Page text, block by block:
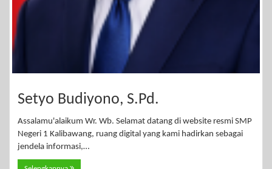
Setyo Budiyono, S.Pd.
Assalamu'alaikum Wr. Wb. Selamat datang di website resmi SMP
Negeri 1 Kalibawang, ruang digital yang kami hadirkan sebagai
jendela informasi,…